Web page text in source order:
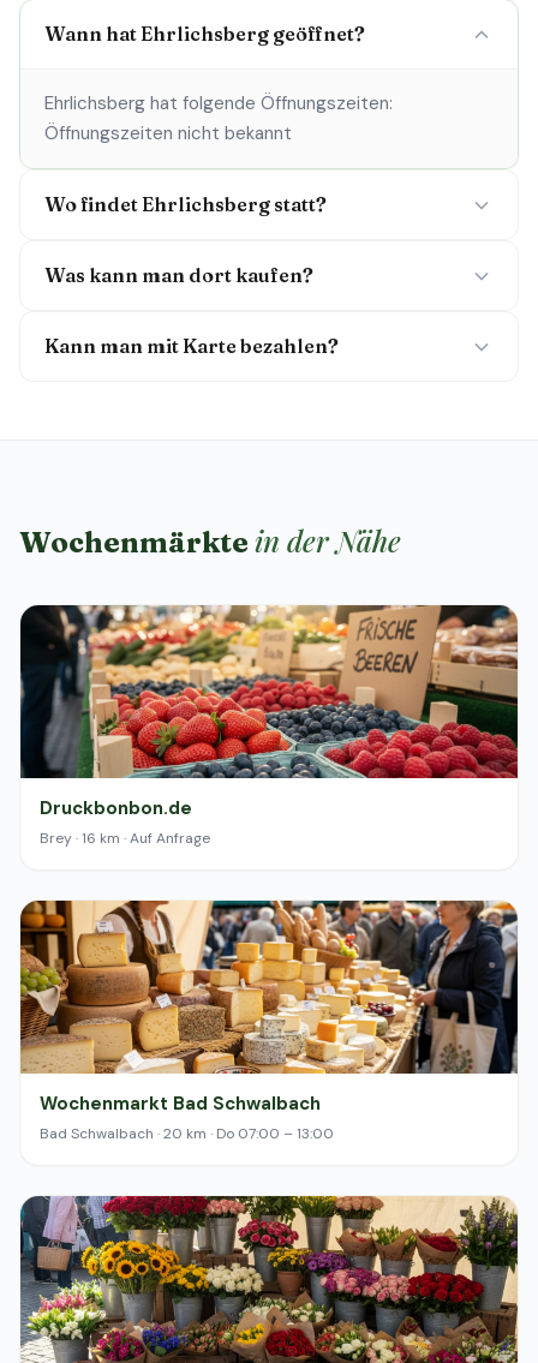
Wann hat Ehrlichsberg geöffnet?
Ehrlichsberg hat folgende Öffnungszeiten:
Öffnungszeiten nicht bekannt
Wo findet Ehrlichsberg statt?
Was kann man dort kaufen?
Kann man mit Karte bezahlen?
Wochenmärkte in der Nähe
Druckbonbon.de
Brey · 16 km · Auf Anfrage
Wochenmarkt Bad Schwalbach
Bad Schwalbach · 20 km · Do 07:00 – 13:00